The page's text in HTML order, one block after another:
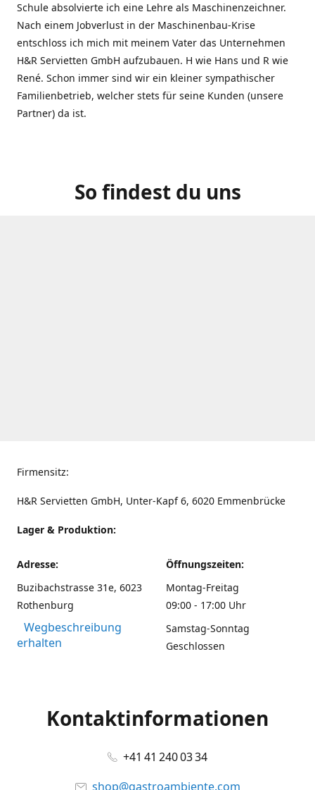
Schule absolvierte ich eine Lehre als Maschinenzeichner.
Nach einem Jobverlust in der Maschinenbau-Krise
entschloss ich mich mit meinem Vater das Unternehmen
H&R Servietten GmbH aufzubauen. H wie Hans und R wie
René. Schon immer sind wir ein kleiner sympathischer
Familienbetrieb, welcher stets für seine Kunden (unsere
Partner) da ist.
So findest du uns
Firmensitz:
H&R Servietten GmbH, Unter-Kapf 6, 6020 Emmenbrücke
Lager & Produktion:
Adresse:
Buzibachstrasse 31e, 6023
Rothenburg
Wegbeschreibung
erhalten
Öffnungszeiten:
Montag-Freitag
09:00 - 17:00 Uhr
Samstag-Sonntag
Geschlossen
Kontaktinformationen
+41 41 240 03 34
shop@gastroambiente.com